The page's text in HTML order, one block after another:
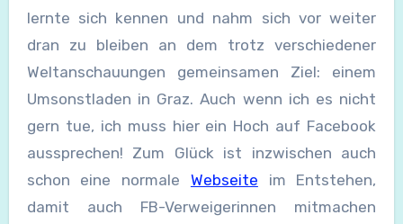
lernte sich kennen und nahm sich vor weiter
dran zu bleiben an dem trotz verschiedener
Weltanschauungen gemeinsamen Ziel: einem
Umsonstladen in Graz. Auch wenn ich es nicht
gern tue, ich muss hier ein Hoch auf Facebook
aussprechen! Zum Glück ist inzwischen auch
schon eine normale Webseite im Entstehen,
damit auch FB-Verweigerinnen mitmachen